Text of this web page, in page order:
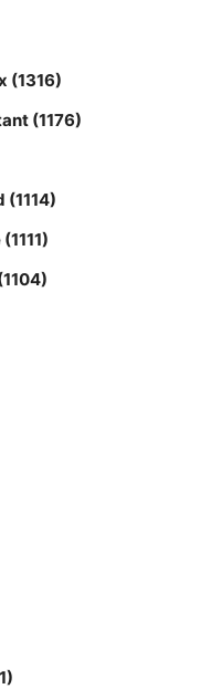
(1316)
(1176)
(1114)